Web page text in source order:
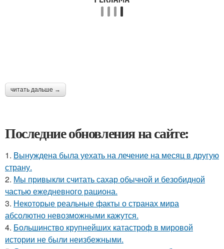
читать дальше →
Последние обновления на сайте:
1. Вынуждена была уехать на лечение на месяц в другую
страну.
2. Мы привыкли считать сахар обычной и безобидной
частью ежедневного рациона.
3. Некоторые реальные факты о странах мира
абсолютно невозможными кажутся.
4. Большинство крупнейших катастроф в мировой
истории не были неизбежными.